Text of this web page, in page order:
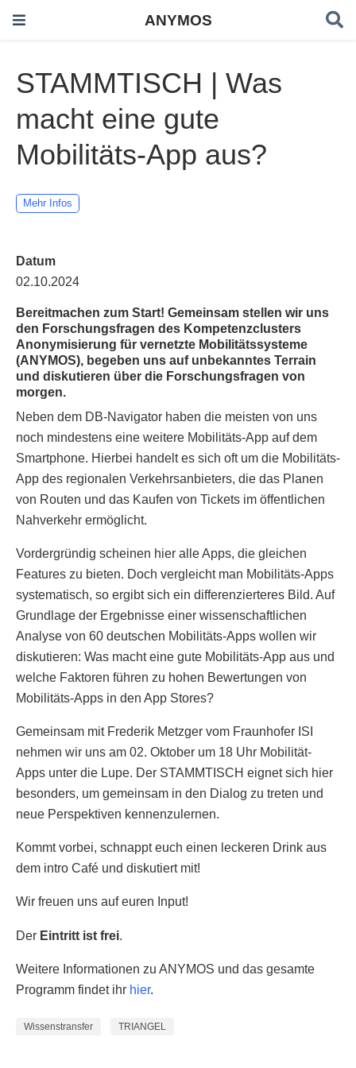
ANYMOS
STAMMTISCH | Was
macht eine gute
Mobilitäts-App aus?
Mehr Infos
Datum
02.10.2024
Bereitmachen zum Start! Gemeinsam stellen wir uns
den Forschungsfragen des Kompetenzclusters
Anonymisierung für vernetzte Mobilitätssysteme
(ANYMOS), begeben uns auf unbekanntes Terrain
und diskutieren über die Forschungsfragen von
morgen.
Neben dem DB-Navigator haben die meisten von uns
noch mindestens eine weitere Mobilitäts-App auf dem
Smartphone. Hierbei handelt es sich oft um die Mobilitäts-
App des regionalen Verkehrsanbieters, die das Planen
von Routen und das Kaufen von Tickets im öffentlichen
Nahverkehr ermöglicht.
Vordergründig scheinen hier alle Apps, die gleichen
Features zu bieten. Doch vergleicht man Mobilitäts-Apps
systematisch, so ergibt sich ein differenzierteres Bild. Auf
Grundlage der Ergebnisse einer wissenschaftlichen
Analyse von 60 deutschen Mobilitäts-Apps wollen wir
diskutieren: Was macht eine gute Mobilitäts-App aus und
welche Faktoren führen zu hohen Bewertungen von
Mobilitäts-Apps in den App Stores?
Gemeinsam mit Frederik Metzger vom Fraunhofer ISI
nehmen wir uns am 02. Oktober um 18 Uhr Mobilität-
Apps unter die Lupe. Der STAMMTISCH eignet sich hier
besonders, um gemeinsam in den Dialog zu treten und
neue Perspektiven kennenzulernen.
Kommt vorbei, schnappt euch einen leckeren Drink aus
dem intro Café und diskutiert mit!
Wir freuen uns auf euren Input!
Der Eintritt ist frei.
Weitere Informationen zu ANYMOS und das gesamte
Programm findet ihr hier.
Wissenstransfer TRIANGEL